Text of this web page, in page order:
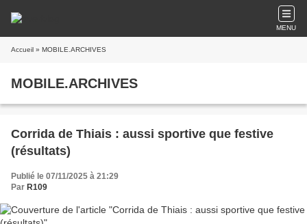
MENU
Accueil » MOBILE.ARCHIVES
MOBILE.ARCHIVES
Corrida de Thiais : aussi sportive que festive
(résultats)
Publié le 07/11/2025 à 21:29
Par R109